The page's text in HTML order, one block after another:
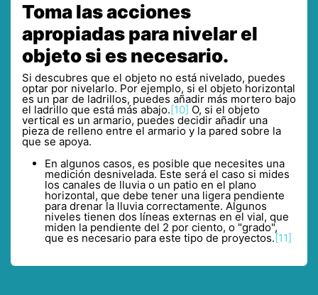
Toma las acciones
apropiadas para nivelar el
objeto si es necesario.
Si descubres que el objeto no está nivelado, puedes
optar por nivelarlo. Por ejemplo, si el objeto horizontal
es un par de ladrillos, puedes añadir más mortero bajo
el ladrillo que está más abajo. [10] O, si el objeto
vertical es un armario, puedes decidir añadir una
pieza de relleno entre el armario y la pared sobre la
que se apoya.
En algunos casos, es posible que necesites una
medición desnivelada. Este será el caso si mides
los canales de lluvia o un patio en el plano
horizontal, que debe tener una ligera pendiente
para drenar la lluvia correctamente. Algunos
niveles tienen dos líneas externas en el vial, que
miden la pendiente del 2 por ciento, o "grado",
que es necesario para este tipo de proyectos. [11]